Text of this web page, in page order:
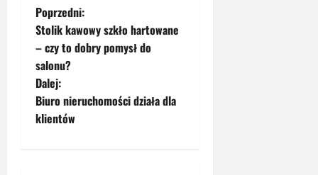
Z
o
b
a
Poprzedni:
Stolik kawowy szkło hartowane
– czy to dobry pomysł do
salonu?
Dalej:
Biuro nieruchomości działa dla
klientów